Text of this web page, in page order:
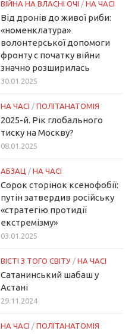
ВІЙНА НА ВЛАСНІ ОЧІ / НА ЧАСІ
Від дронів до живої риби:
«номенклатура»
волонтерської допомоги
фронту с початку війни
значно розширилась
30.01.2025
НА ЧАСІ / ПОЛІТАНАТОМІЯ
2025-й. Рік глобального
тиску на Москву?
08.01.2025
АБЗАЦ / НА ЧАСІ
Сорок сторінок ксенофобії:
путін затвердив російську
«стратегію протидії
екстремізму»
03.01.2025
ВІСТІ З ТОГО СВІТУ / НА ЧАСІ
Сатанинський шабаш у
Астані
29.11.2024
НА ЧАСІ / ПОЛІТАНАТОМІЯ